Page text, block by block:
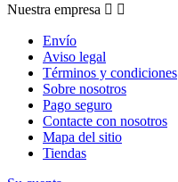
Nuestra empresa  
Envío
Aviso legal
Términos y condiciones
Sobre nosotros
Pago seguro
Contacte con nosotros
Mapa del sitio
Tiendas